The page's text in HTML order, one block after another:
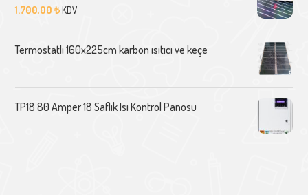
1.700,00₺KDV
Termostatlı 160x225cm karbon ısıtıcı ve keçe
TP18 80 Amper 18 Saflık Isı Kontrol Panosu